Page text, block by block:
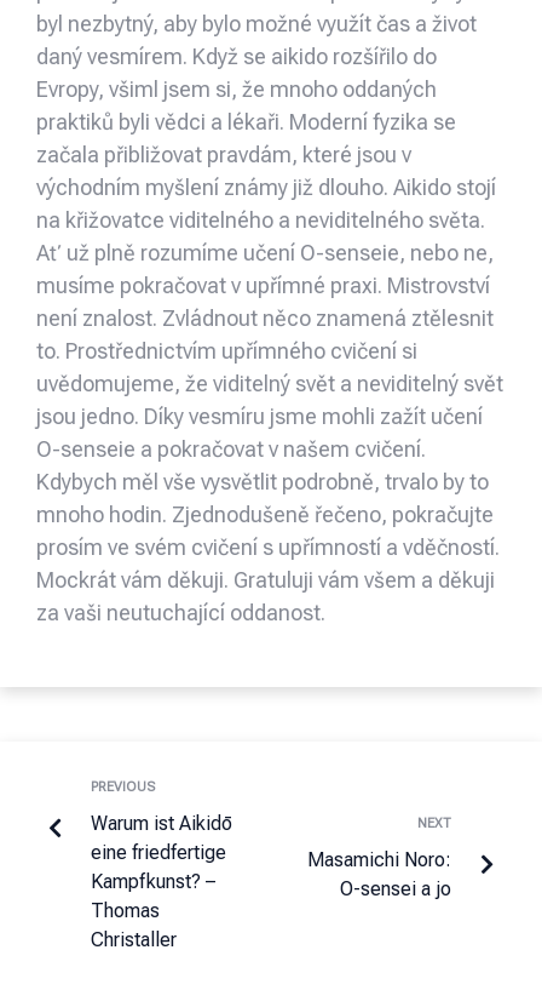
byl nezbytný, aby bylo možné využít čas a život
daný vesmírem. Když se aikido rozšířilo do
Evropy, všiml jsem si, že mnoho oddaných
praktiků byli vědci a lékaři. Moderní fyzika se
začala přibližovat pravdám, které jsou v
východním myšlení známy již dlouho. Aikido stojí
na křižovatce viditelného a neviditelného světa.
Ať už plně rozumíme učení O-senseie, nebo ne,
musíme pokračovat v upřímné praxi. Mistrovství
není znalost. Zvládnout něco znamená ztělesnit
to. Prostřednictvím upřímného cvičení si
uvědomujeme, že viditelný svět a neviditelný svět
jsou jedno. Díky vesmíru jsme mohli zažít učení
O-senseie a pokračovat v našem cvičení.
Kdybych měl vše vysvětlit podrobně, trvalo by to
mnoho hodin. Zjednodušeně řečeno, pokračujte
prosím ve svém cvičení s upřímností a vděčností.
Mockrát vám děkuji. Gratuluji vám všem a děkuji
za vaši neutuchající oddanost.
PREVIOUS
Warum ist Aikidō
eine friedfertige
Kampfkunst? –
Thomas
Christaller
NEXT
Masamichi Noro:
O-sensei a jo